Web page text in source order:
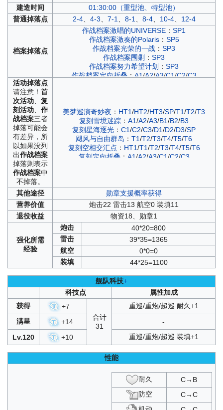
建造时间
01:30:00（重型池、特型池）
普通掉落点 2-4、 4-3、 7-1、 8-1、 8-4、 10-4、 12-4
档案掉落点
作战档案激唱的UNIVERSE ： SP1
作战档案激奏的Polaris： SP5
作战档案光荣的一战 ： SP3
作战档案围剿 ： SP3
作战档案努力希望计划 ： SP3
作战档案定向折叠：A1/A2/A3/C1/C2/C3
作战档案深度回音：C1/C2/C3/D1/D2/D3
作战档案逆转彩虹之塔：A1/A2/A3/B1/B2
作战档案碧海光粼：C1/C2/C3/D1/D2/D3
作战档案破晓冰华：C1/C2/C3
作战档案负象限作战：C1/C2/C3/D1/D2/D3
作战档案永夜幻光 ： A1/A3/A2/ B1/B2/B3
作战档案神圣的悲喜剧：D1
作战档案铁血音符誓言：A1/A2/A3/C1/C2/C3
作战档案异色格：B4/D4
作战档案凛冬王冠：A1/A2/A3
活动掉落点
请注意！ 首
次活动、 复
刻活动、 作
战档案三者
掉落可能会
有差异，所
以如果没列
出作战档案
掉落则表示
作战档案中
不掉落。
美梦巡演奇妙夜 ： HT1/HT2/HT3/SP/T1/T2/T3
复刻雪境迷踪 ： A1/A2/A3/B1/B2/B3
复刻星海逐光 ： C1/C2/C3/D1/D2/D3/SP
飓风与自由群岛 ： T1/T2/T3/T4/T5/T6
复刻空相交汇点 ： HT1/T1/T2/T3/T4/T5/T6
复刻定向折叠： A1 /A2/A3/C1 /C2/C3
复刻深度回音：C1/C2/C3/D1
雪境迷踪：A1/A2/A3/B1/B2/B3
复刻逆转彩虹之塔：A1/A2/A3/B1/B2/B3
：C1/C2/ C3/D1/
SP/T1/T2/T3/
复刻碧海光粼
C1/C2/C3/D1/D2
飓风与青春之泉：T4
交汇世界的弧光·再现：SSSS.SP/T1/T2/T3/T4
HT1/T1/T2/T3/T4
复刻破晓冰华：C1/C2/C3
定向折叠：A1
复刻负象限作战
C3/D1/D2/
泠誓光庭：A1/A2/A3/B1/B2/B3
C1/C2/C3/D1/D2/ D3/SP
复刻永夜幻光
深度回音
：C1/C2/C3/D1/D2/D3/SP
A1/A2/A3/C1/C2/C3
逆转彩虹之塔：A1/A2/A3/B1/B2/B3
交汇世界的弧光：SSSS.SP/T1/T2/T3/T4
复刻穹顶下的圣咏曲：B1/B2/B3/D1/D2/D3/SP
：C1/C2/C3/D1/D2/D3/SP
响彻碧海的偶像歌：SP1
SP3
复刻箱庭疗法：C1/C2/C3
：C1/C2
复刻神圣的悲喜剧：D1
SP
其他途径
勋章支援概率获得
营养价值
炮击22 雷击13 航空0 装填11
退役收益 物资18、勋章1
强化所需
经验
炮击
40*20=800
雷击
39*35=1365
航空
0*0=0
装填
44*25=1100
舰队科技+
科技点
属性加成
获得
+7
合计
31
重巡/重炮/超巡 耐久+1
满星
+14
-
Lv.120
+10 重巡/重炮/超巡 装填+1
性能
耐久
C→B
防空
C→C